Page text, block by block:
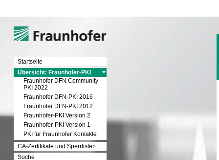
Startseite
Übersicht: Fraunhofer-PKI
Fraunhofer DFN Community
PKI 2022
Fraunhofer DFN-PKI 2016
Fraunhofer DFN-PKI 2012
Fraunhofer-PKI Version 2
Fraunhofer-PKI Version 1
PKI für Fraunhofer Kontakte
CA-Zertifikate und Sperrlisten
Suche